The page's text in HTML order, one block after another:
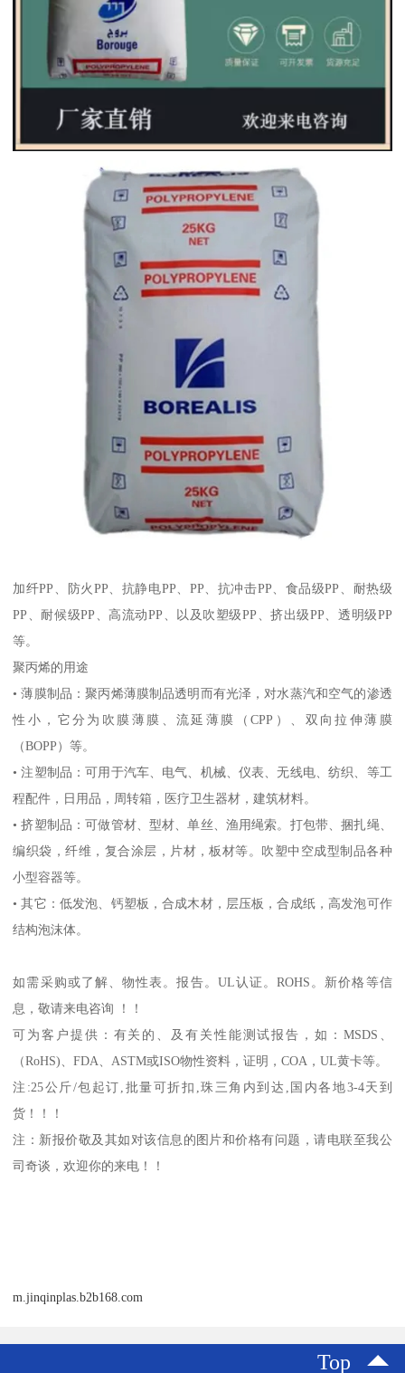
加纤PP 、防火 PP 、抗静电PP PP 、抗冲击PP 、食品级PP 、耐热级
PP 、耐候级PP 、高流动PP 、以及吹塑级PP 、挤出级PP 、透明级PP
等。
聚丙烯的用途
•薄膜制品：聚丙烯薄膜制品透明而有光泽，对水蒸汽和空气的渗透
性小，它分为吹膜薄膜、流延薄膜（CPP ）、双向拉伸薄膜
（BOPP ）等。
•注塑制品：可用于汽车、电气、机械、仪表、无线电、纺织、等工
程配件，日用品，周转箱，医疗卫生器材，建筑材料。
•挤塑制品：可做管材、型材、单丝、渔用绳索。打包带、捆扎绳、
编织袋，纤维，复合涂层，片材，板材等。吹塑中空成型制品各种
小型容器等。
•其它：低发泡、钙塑板，合成木材，层压板，合成纸，高发泡可作
结构泡沫体。
如需采购或了解、物性表。报告。 UL认证。ROHS 。新价格等信
息，敬请来电咨询 ！！
可为客户提供：有关的、及有关性能测试报告，如： MSDS
（RoHS) 、FDA ASTM或ISO物性资料，证明，COA ，UL黄卡等。
注 :25公斤/包起订 批量可折扣 珠三角内到达 国内各地3-4天到
货！！！
注：新报价敬及其如对该信息的图片和价格有问题，请电联至我公
司奇谈，欢迎你的来电！！
m.jinqinplas.b2b168.com
Top